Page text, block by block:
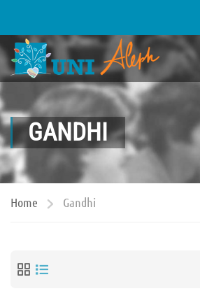
GANDHI
Home Gandhi